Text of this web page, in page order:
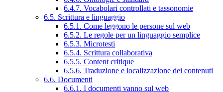
6.4.7. Vocabolari controllati e tassonomie
6.5. Scrittura e linguaggio
6.5.1. Come leggono le persone sul web
6.5.2. Le regole per un linguaggio semplice
6.5.3. Microtesti
6.5.4. Scrittura collaborativa
6.5.5. Content critique
6.5.6. Traduzione e localizzazione dei contenuti
6.6. Documenti
6.6.1. I documenti vanno sul web